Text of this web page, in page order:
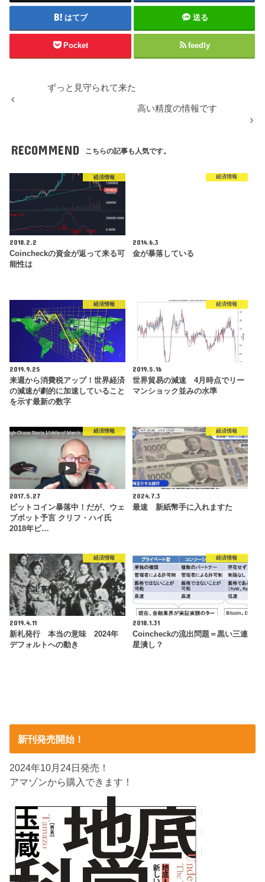
はてブ 送る
Pocket feedly
ずっと見守られて来た
高い精度の情報です
RECOMMEND こちらの記事も人気です。
経済情報
2018.2.2
Coincheckの資金が返って来る可
能性は
経済情報
2014.6.3
金が暴落している
経済情報
2019.9.25
来週から消費税アップ！世界経済
の減速が劇的に加速していること
を示す最新の数字
経済情報
2019.5.16
世界貿易の減速 4月時点でリー
マンショック並みの水準
経済情報
2017.5.27
ビットコイン暴落中！だが、ウェ
ブボット予言 クリフ・ハイ氏
2018年ビ…
経済情報
2024.7.3
最速 新紙幣手に入れますた
経済情報
2019.4.11
新札発行 本当の意味 2024年
デフォルトへの動き
経済情報
2018.1.31
Coincheckの流出問題＝黒い三連
星潰し？
新刊発売開始！
2024年10月24日発売！
アマゾンから購入できます！